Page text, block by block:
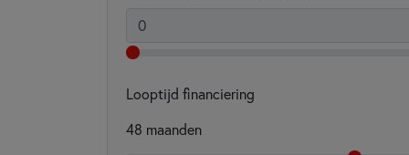
Looptijd financiering
48 maanden